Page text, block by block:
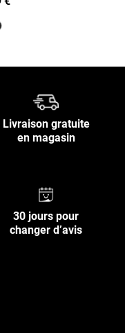
Livraison gratuite
en magasin
30 jours pour
changer d’avis